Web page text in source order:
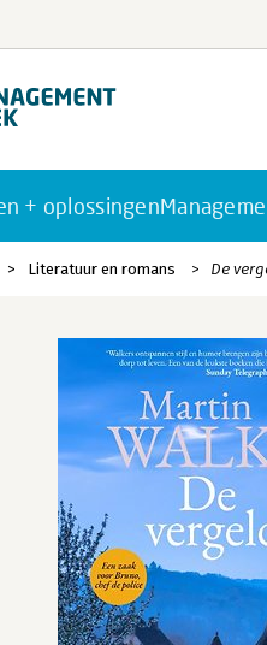
+ oplossingen
Literatuur en romans De